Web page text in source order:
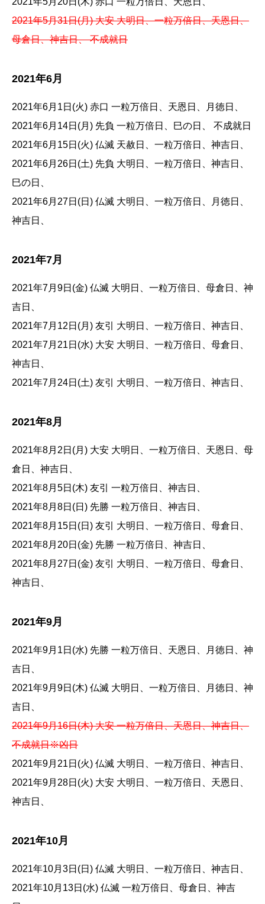
2021年5月31日(月) 大安 大明日、一粒万倍日、天恩日、
母倉日、神吉日、 不成就日
2021年6月
2021年6月1日(火) 赤口 一粒万倍日、天恩日、月徳日、
2021年6月14日(月) 先負 一粒万倍日、巳の日、 不成就日
2021年6月15日(火) 仏滅 天赦日、一粒万倍日、神吉日、
2021年6月26日(土) 先負 大明日、一粒万倍日、神吉日、
巳の日、
2021年6月27日(日) 仏滅 大明日、一粒万倍日、月徳日、
神吉日、
2021年7月
2021年7月9日(金) 仏滅 大明日、一粒万倍日、母倉日、神
吉日、
2021年7月12日(月) 友引 大明日、一粒万倍日、神吉日、
2021年7月21日(水) 大安 大明日、一粒万倍日、母倉日、
神吉日、
2021年7月24日(土) 友引 大明日、一粒万倍日、神吉日、
2021年8月
2021年8月2日(月) 大安 大明日、一粒万倍日、天恩日、母
倉日、神吉日、
2021年8月5日(木) 友引 一粒万倍日、神吉日、
2021年8月8日(日) 先勝 一粒万倍日、神吉日、
2021年8月15日(日) 友引 大明日、一粒万倍日、母倉日、
2021年8月20日(金) 先勝 一粒万倍日、神吉日、
2021年8月27日(金) 友引 大明日、一粒万倍日、母倉日、
神吉日、
2021年9月
2021年9月1日(水) 先勝 一粒万倍日、天恩日、月徳日、神
吉日、
2021年9月9日(木) 仏滅 大明日、一粒万倍日、月徳日、神
吉日、
2021年9月16日(木) 大安 一粒万倍日、天恩日、神吉日、
不成就日※凶日
2021年9月21日(火) 仏滅 大明日、一粒万倍日、神吉日、
2021年9月28日(火) 大安 大明日、一粒万倍日、天恩日、
神吉日、
2021年10月
2021年10月3日(日) 仏滅 大明日、一粒万倍日、神吉日、
2021年10月13日(水) 仏滅 一粒万倍日、母倉日、神吉